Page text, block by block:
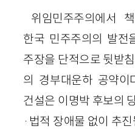
위임민주주의에서
한국 민주주의의 발전
주장을 단적으로 뒷받
의 경부대운하 공약이
건설은 이명박 후보의
·법적 장애물 없이 추